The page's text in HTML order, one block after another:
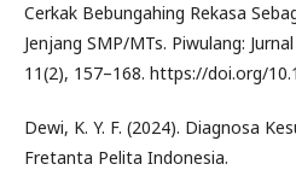
Cerkak Bebungahing Rekasa
Jenjang SMP/MTs. Piwulang:
11(2), 157–168. https://doi.org/
Dewi, K. Y. F. (2024). Diagnosa
Fretanta Pelita Indonesia.